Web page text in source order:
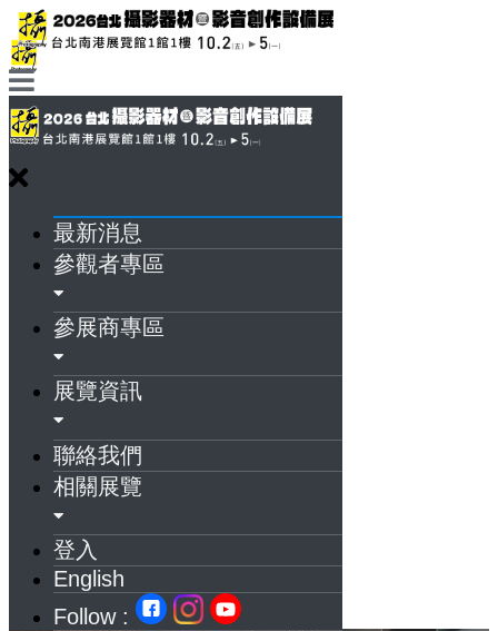
最新消息
參觀者專區
參展商專區
展覽資訊
聯絡我們
相關展覽
登入
English
Follow :